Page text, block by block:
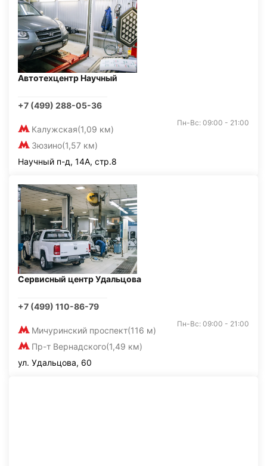
Автотехцентр Научный
+7 (499) 288-05-36
Калужская(1,09 км)
Зюзино(1,57 км)
Пн-Вс: 09:00 - 21:00
Научный п-д, 14А, стр.8
Сервисный центр Удальцова
+7 (499) 110-86-79
Мичуринский проспект(116 м)
Пр-т Вернадского(1,49 км)
Пн-Вс: 09:00 - 21:00
ул. Удальцова, 60